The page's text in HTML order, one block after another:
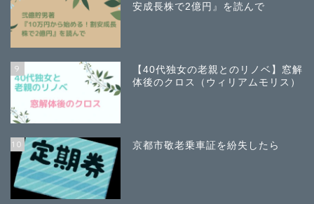
安成長株で2億円』を読んで
9
【40代独女の老親とのリノベ】窓解
体後のクロス（ウィリアムモリス）
10 京都市敬老乗車証を紛失したら